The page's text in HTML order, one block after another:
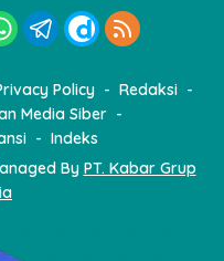
Policy
Redaksi
Media Siber
Indeks
By PT. Kabar Grup